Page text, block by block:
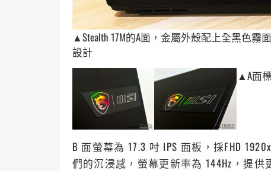
▲Stealth 17M的A面，金屬外殼配上全黑色
設計
▲A面
B 面螢幕為 17.3 吋 IPS 面板，採FHD
們的沉浸感，螢幕更新率為 144Hz，提供